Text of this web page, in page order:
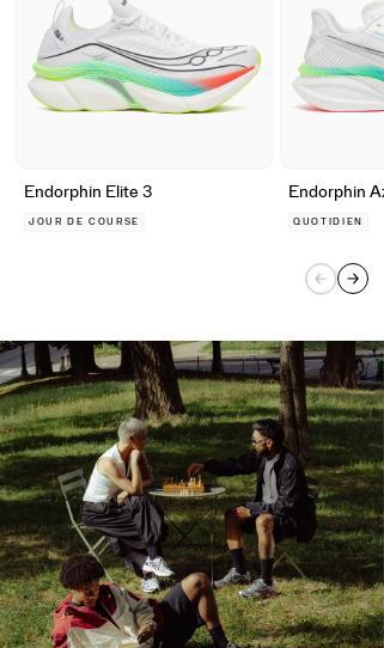
Endorphin Elite 3
JOUR DE COURSE
Endorphin
QUOTIDIEN